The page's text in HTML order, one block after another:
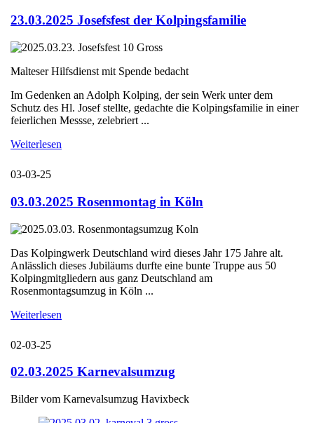
23.03.2025 Josefsfest der Kolpingsfamilie
Malteser Hilfsdienst mit Spende bedacht
Im Gedenken an Adolph Kolping, der sein Werk unter dem
Schutz des Hl. Josef stellte, gedachte die Kolpingsfamilie in einer
feierlichen Messse, zelebriert ...
Weiterlesen
03-03-25
03.03.2025 Rosenmontag in Köln
Das Kolpingwerk Deutschland wird dieses Jahr 175 Jahre alt.
Anlässlich dieses Jubiläums durfte eine bunte Truppe aus 50
Kolpingmitgliedern aus ganz Deutschland am
Rosenmontagsumzug in Köln ...
Weiterlesen
02-03-25
02.03.2025 Karnevalsumzug
Bilder vom Karnevalsumzug Havixbeck